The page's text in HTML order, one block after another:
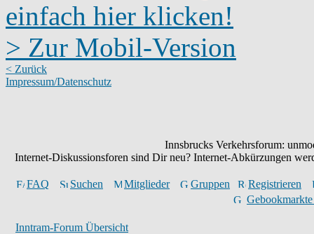
einfach hier klicken!
> Zur Mobil-Version
< Zurück
Impressum/Datenschutz
Innsbrucks Verkehrsforum:
Internet-Diskussionsforen sind Dir neu? Internet-Abkürzungen
FAQ Suchen Mitglieder Gruppen
Registrieren
Inntram-Forum Übersicht